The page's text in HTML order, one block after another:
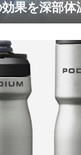
果を深部体